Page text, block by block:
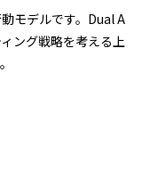
モデルです。Dual A
ング戦略を考える上